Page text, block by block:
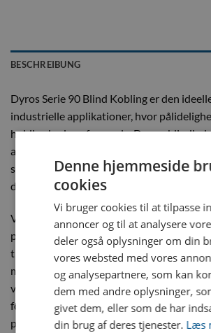
BESCHREIBUNG
Dyros Serie 90 Blind Kobling er den
industrielle applikationer, hvor
holdbarhed er afgørende. Denne
at sikre en tæt og stabil afslutning i
sikkerhed og effektivitet, samtidig med at
driftsbetingelser.
Vores koblinger er oprindeligt udviklet til
plaststøbeforme, men anvendes nu
trykluftsystemer til væsketransport,
med den højeste grad af kvalitet og
være sikker på, at dit system fungerer
fokus på nøjagtighed, sikkerhed og kvalitet
produkter.
Denne hjemmeside
cookies
Vi bruger cookies til at tilpasse
annoncer og til at analysere
deler også oplysninger om din
vores websted med vores
og analysepartnere, som kan
dem med andre oplysninger,
givet dem, eller som de har
din brug af deres tjenester. Læs